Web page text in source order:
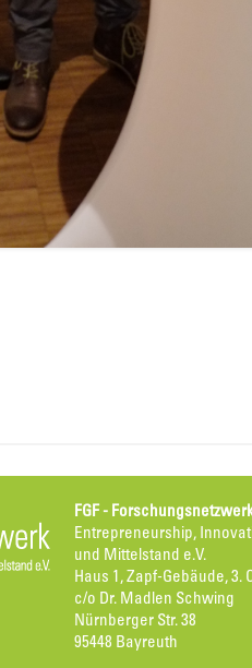
FGF -
Entrepreneurship,
und Mittelstand e.V.
Haus 1, Zapf-Gebäude, 3.
c/o Dr. Madlen Schwing
Nürnberger Str. 38
95448 Bayreuth